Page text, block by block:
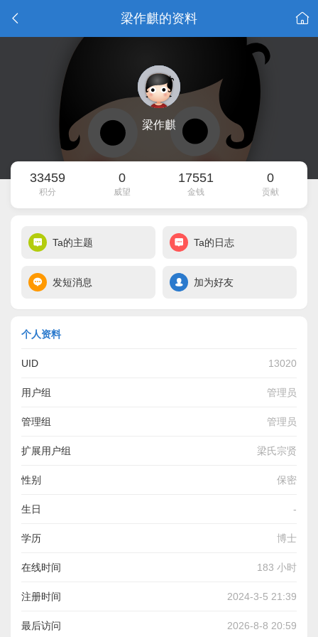
梁作麒的资料
梁作麒
33459
积分
0
威望
17551
金钱
0
贡献
Ta的主题 Ta的日志
发短消息 加为好友
个人资料
UID 13020
用户组 管理员
管理组 管理员
扩展用户组 梁氏宗贤
性别 保密
生日 -
学历 博士
在线时间 183 小时
注册时间 2024-3-5 21:39
最后访问 2026-8-8 20:59